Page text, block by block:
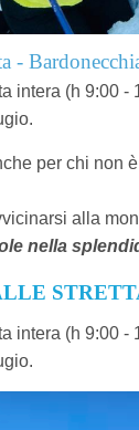
-
intera (h 9:00 -
per chi non
alla
nella
intera (h 9:00 -